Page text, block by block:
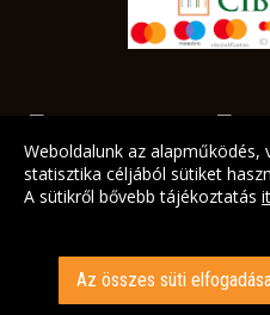
Weboldalunk az alapműködés,
statisztika céljából sütiket
A sütikről bővebb tájékoztatás
Az összes süti